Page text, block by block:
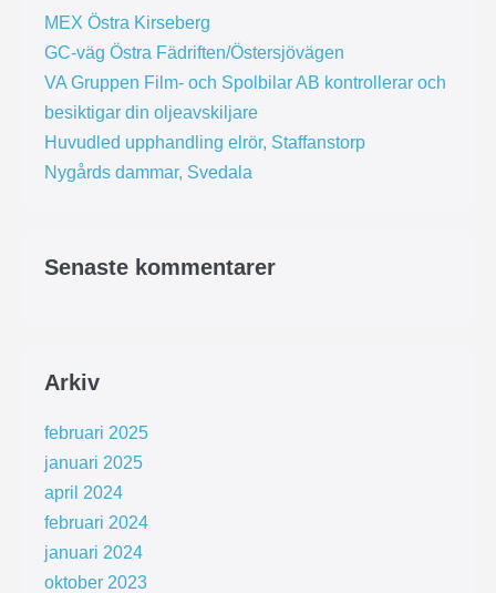
MEX Östra Kirseberg
GC-väg Östra Fädriften/Östersjövägen
VA Gruppen Film- och Spolbilar AB kontrollerar och
besiktigar din oljeavskiljare
Huvudled upphandling elrör, Staffanstorp
Nygårds dammar, Svedala
Senaste kommentarer
Arkiv
februari 2025
januari 2025
april 2024
februari 2024
januari 2024
oktober 2023